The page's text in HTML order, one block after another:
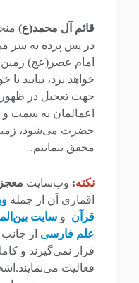
قائم آل محمد(ع)
در پس پرده به سر
امام عصر(عج)
خواهد برد، بیایید
جهت تعجیل در
اعمالمان به سمت
حضرت می‌شود،
محقق بنماییم.
نکته: وب‌سایت
اقماری آن از جمله
قرآن و سایت
علم فارسی از
قرار نمی‌گیرند و
فعالیت